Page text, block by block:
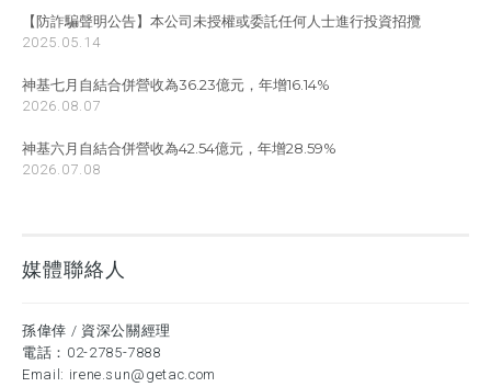
【防詐騙聲明公告】本公司未授權或委託任何人士進行投資招攬
2025.05.14
神基七月自結合併營收為36.23億元，年增16.14%
2026.08.07
神基六月自結合併營收為42.54億元，年增28.59%
2026.07.08
媒體聯絡人
孫偉倖 / 資深公關經理
電話： 02-2785-7888
Email: irene.sun@getac.com